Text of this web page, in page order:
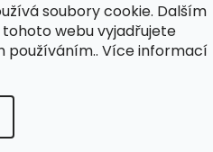
soubory cookie. Dalším
webu vyjadřujete
používáním.. Více informací